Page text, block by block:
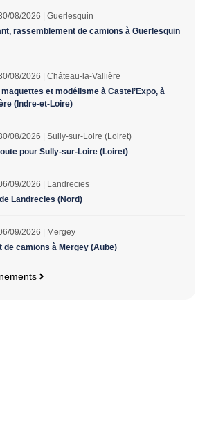
08/2026 | Guerlesquin
rassemblement de camions à Guerlesquin
08/2026 | Château-la-Vallière
et modélisme à Castel’Expo, à
(Indre-et-Loire)
08/2026 | Sully-sur-Loire (Loiret)
pour Sully-sur-Loire (Loiret)
09/2026 | Landrecies
Landrecies (Nord)
09/2026 | Mergey
de camions à Mergey (Aube)